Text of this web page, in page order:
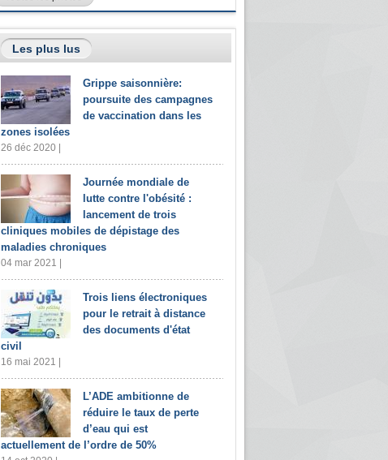
Les plus lus
Grippe saisonnière:
poursuite des campagnes
de vaccination dans les
zones isolées
26 déc 2020 |
Journée mondiale de
lutte contre l'obésité :
lancement de trois
cliniques mobiles de dépistage des
maladies chroniques
04 mar 2021 |
Trois liens électroniques
pour le retrait à distance
des documents d'état
civil
16 mai 2021 |
L’ADE ambitionne de
réduire le taux de perte
d’eau qui est
actuellement de l’ordre de 50%